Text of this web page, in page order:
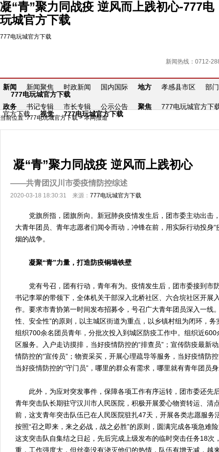
凝“青”聚力同战疫 逆风而上践初心-777电
玩城官方下载
777电玩城官方下载
新闻热线：0712-
新闻 新闻聚焦 时政新闻 国内国际 地方 孝感县市区
部门
777电玩城官方下载
政务
书记专辑 市长专辑 公示公告 聚焦
777电玩城官方下
官方下载
视觉 777电玩城官方下载
当前位置 :777电玩城官方下载>本网报道
凝“青”聚力同战疫 逆风而上践初心
——共青团汉川市委疫情防控综述
2020-03-18 18:30:31 来源： 777电玩城官方下载
党旗所指，团旗所向。新冠肺炎疫情发生后，团市委主动出击
大青年团员、青年志愿者们闻令而动，冲锋在前，用实际行动投身“
烟的战争。
凝聚“青”力量，打造防疫铜墙铁壁
党有号召，团有行动，青年有为。疫情发生后，团市委接到市
书记李翠的带领下，全体机关干部深入北桥社区、六合垸社区开展
作。要求市青协第一时间发布招募令，号召广大青年团员深入一线
性、安全性”的原则，以主城区街道为重点，以乡镇村组为闭环，
组织700余名团员青年，分批次投入到城区防疫工作中。组织近
区服务。入户走访摸排，当好疫情防控的“排查员”；宣传防疫最新
情防控的“宣传员”；物资采买，开展心理疏导等服务，当好疫情防
当好疫情防控的“守门员”，哪里的群众有需求，哪里就有青年团员
此外，为应对突发事件，保障各项工作有序运转，团市委还先
青年突击队长期驻守汉川市人民医院，积极开展爱心物资转运、清
前，这支青年突击队伍已在人民医院驻扎47天，开展各类志愿服务
按照“召之即来，来之必战，战之必胜”的原则，圆满完成各项急难
这支突击队自集结之日起，先后完成上级发布的临时突击任务18次
重，工作强度大，但丝毫没有浇灭他们的热情，队伍有增无减，越